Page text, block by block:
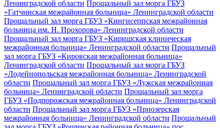
Ленинградской области Прощальный зал морга ГБУЗ
«Гатчинская межрайонная больница» Ленинградской области
Прощальный зал морга ГБУЗ «Кингисеппская межрайонная
больница им. Н. Прохорова» Ленинградской области
Прощальный зал морга ГБУЗ «Киришская клиническая
межрайонная больница» Ленинградской области Прощальный
зал морга ГБУЗ «Кировская межрайонная больница»
Ленинградской области Прощальный зал морга ГБУЗ
«Лодейнопольская межрайонная больница» Ленинградской
области Прощальный зал морга ГБУЗ «Лужская межрайонная
больница» Ленинградской области Прощальный зал морга
ГБУЗ «Подпорожская межрайонная больница» Ленинградской
области Прощальный зал морга ГБУЗ «Приозерская
межрайонная больница» Ленинградской области Прощальный